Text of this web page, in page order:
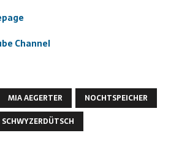
Channel
MIA AEGERTER
NOCHTSPEICHER
SCHWYZERDÜTSCH